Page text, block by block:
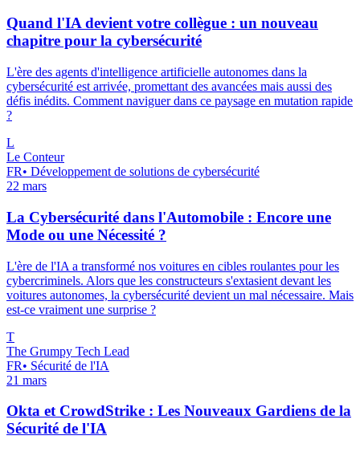
Quand l'IA devient votre collègue : un nouveau
chapitre pour la cybersécurité
L'ère des agents d'intelligence artificielle autonomes dans la
cybersécurité est arrivée, promettant des avancées mais aussi des
défis inédits. Comment naviguer dans ce paysage en mutation rapide
?
L
Le Conteur
FR• Développement de solutions de cybersécurité
22 mars
La Cybersécurité dans l'Automobile : Encore une
Mode ou une Nécessité ?
L'ère de l'IA a transformé nos voitures en cibles roulantes pour les
cybercriminels. Alors que les constructeurs s'extasient devant les
voitures autonomes, la cybersécurité devient un mal nécessaire. Mais
est-ce vraiment une surprise ?
T
The Grumpy Tech Lead
FR• Sécurité de l'IA
21 mars
Okta et CrowdStrike : Les Nouveaux Gardiens de la
Sécurité de l'IA